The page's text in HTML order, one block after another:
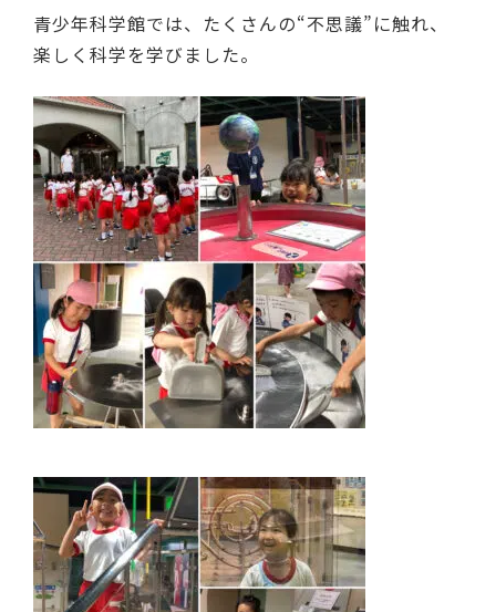
青少年科学館では、たくさんの“不思議”に触れ、
楽しく科学を学びました。